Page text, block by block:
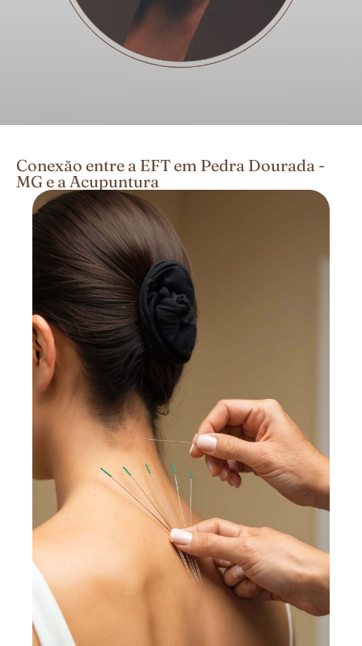
Conexão entre a EFT em Pedra Dourada -
MG e a Acupuntura